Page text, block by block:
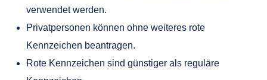
verwendet werden.
Privatpersonen können ohne weiteres rote
Kennzeichen beantragen.
Rote Kennzeichen sind günstiger als reguläre